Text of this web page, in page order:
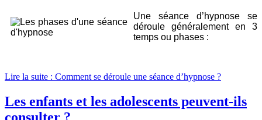
Une séance d’hypnose se
déroule généralement en 3
temps ou phases :
Lire la suite : Comment se déroule une séance d’hypnose ?
Les enfants et les adolescents peuvent-ils